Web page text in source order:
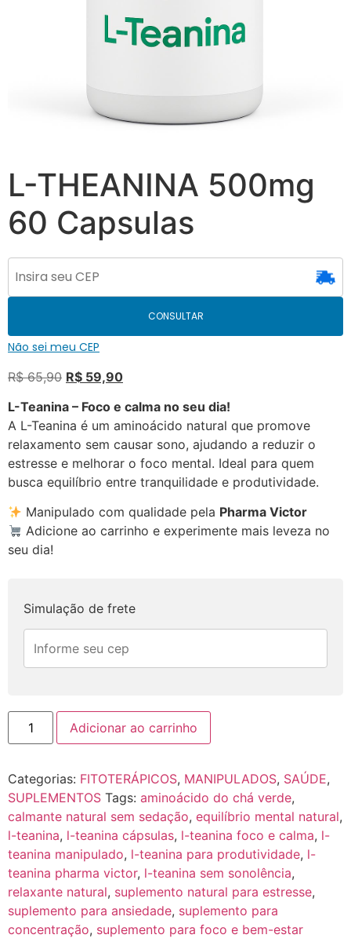
L-THEANINA 500mg
60 Capsulas
CONSULTAR
Não sei meu CEP
R$65,90 R$ 59,90
L-Teanina – Foco e calma no seu dia!
A L-Teanina é um aminoácido natural que promove
relaxamento sem causar sono, ajudando a reduzir o
estresse e melhorar o foco mental. Ideal para quem
busca equilíbrio entre tranquilidade e produtividade.
Manipulado com qualidade pela Pharma Victor
Adicione ao carrinho e experimente mais leveza no
seu dia!
Simulação de frete
Adicionar ao carrinho
Categorias: FITOTERÁPICOS, MANIPULADOS, SAÚDE,
SUPLEMENTOS Tags: aminoácido do chá verde,
calmante natural sem sedação, equilíbrio mental natural,
l-teanina, l-teanina cápsulas, l-teanina foco e calma, l-
teanina manipulado, l-teanina para produtividade, l-
teanina pharma victor, l-teanina sem sonolência,
relaxante natural, suplemento natural para estresse,
suplemento para ansiedade, suplemento para
concentração, suplemento para foco e bem-estar